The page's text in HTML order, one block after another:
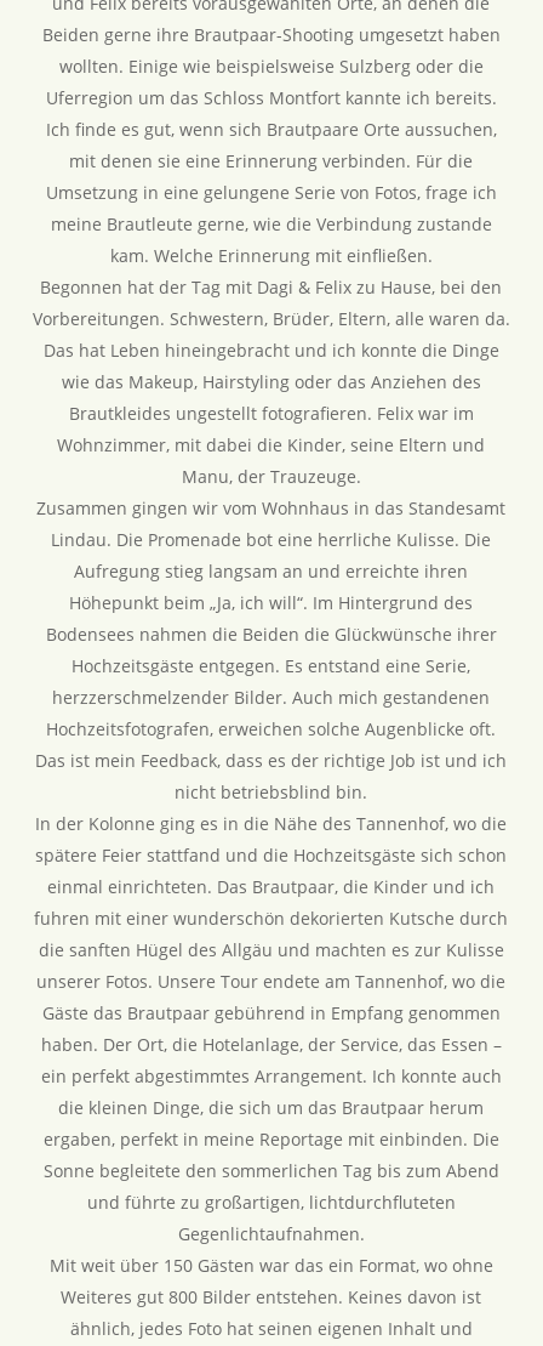
Beiden gerne ihre Brautpaar-Shooting umgesetzt haben
wollten. Einige wie beispielsweise Sulzberg oder die
Uferregion um das Schloss Montfort kannte ich bereits.
Ich finde es gut, wenn sich Brautpaare Orte aussuchen,
mit denen sie eine Erinnerung verbinden. Für die
Umsetzung in eine gelungene Serie von Fotos, frage ich
meine Brautleute gerne, wie die Verbindung zustande
kam. Welche Erinnerung mit einfließen.
Begonnen hat der Tag mit Dagi & Felix zu Hause, bei den
Vorbereitungen. Schwestern, Brüder, Eltern, alle waren da.
Das hat Leben hineingebracht und ich konnte die Dinge
wie das Makeup, Hairstyling oder das Anziehen des
Brautkleides ungestellt fotografieren. Felix war im
Wohnzimmer, mit dabei die Kinder, seine Eltern und
Manu, der Trauzeuge.
Zusammen gingen wir vom Wohnhaus in das Standesamt
Lindau. Die Promenade bot eine herrliche Kulisse. Die
Aufregung stieg langsam an und erreichte ihren
Höhepunkt beim „Ja, ich will“. Im Hintergrund des
Bodensees nahmen die Beiden die Glückwünsche ihrer
Hochzeitsgäste entgegen. Es entstand eine Serie,
herzzerschmelzender Bilder. Auch mich gestandenen
Hochzeitsfotografen, erweichen solche Augenblicke oft.
Das ist mein Feedback, dass es der richtige Job ist und ich
nicht betriebsblind bin.
In der Kolonne ging es in die Nähe des Tannenhof, wo die
spätere Feier stattfand und die Hochzeitsgäste sich schon
einmal einrichteten. Das Brautpaar, die Kinder und ich
fuhren mit einer wunderschön dekorierten Kutsche durch
die sanften Hügel des Allgäu und machten es zur Kulisse
unserer Fotos. Unsere Tour endete am Tannenhof, wo die
Gäste das Brautpaar gebührend in Empfang genommen
haben. Der Ort, die Hotelanlage, der Service, das Essen –
ein perfekt abgestimmtes Arrangement. Ich konnte auch
die kleinen Dinge, die sich um das Brautpaar herum
ergaben, perfekt in meine Reportage mit einbinden. Die
Sonne begleitete den sommerlichen Tag bis zum Abend
und führte zu großartigen, lichtdurchfluteten
Gegenlichtaufnahmen.
Mit weit über 150 Gästen war das ein Format, wo ohne
Weiteres gut 800 Bilder entstehen. Keines davon ist
ähnlich, jedes Foto hat seinen eigenen Inhalt und